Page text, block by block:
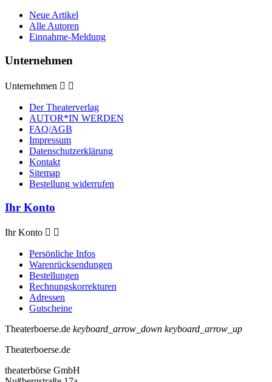
Neue Artikel
Alle Autoren
Einnahme-Meldung
Unternehmen
Unternehmen  
Der Theaterverlag
AUTOR*IN WERDEN
FAQ/AGB
Impressum
Datenschutzerklärung
Kontakt
Sitemap
Bestellung widerrufen
Ihr Konto
Ihr Konto  
Persönliche Infos
Warenrücksendungen
Bestellungen
Rechnungskorrekturen
Adressen
Gutscheine
Theaterboerse.de keyboard_arrow_down keyboard_arrow_up
Theaterboerse.de
theaterbörse GmbH